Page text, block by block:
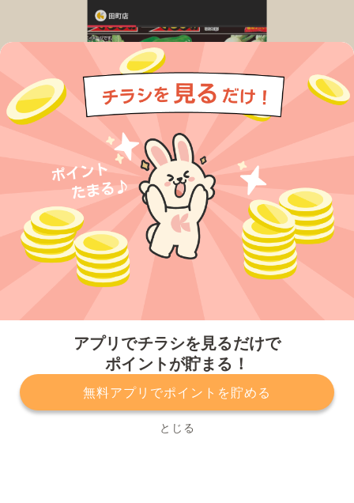
アプリでチラシを見るだけで
ポイントが貯まる！
無料アプリでポイントを貯める
とじる
プライバシーポリシー 利用規約
運営会社
サービスに関してのお問い合わせ